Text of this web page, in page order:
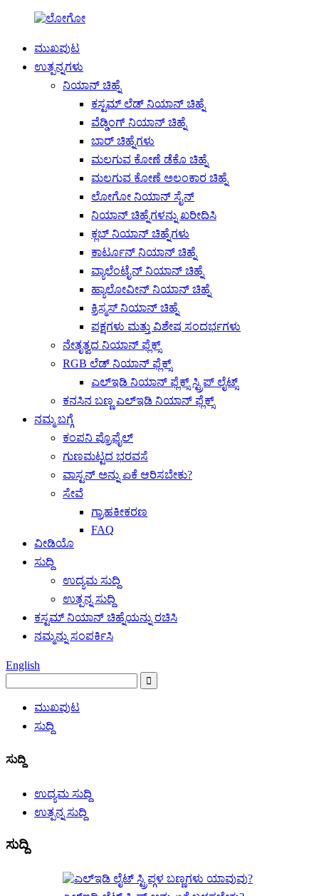
ಮುಖಪುಟ
ಉತ್ಪನ್ನಗಳು
ನಿಯಾನ್ ಚಿಹ್ನೆ
ಕಸ್ಟಮ್ ಲೆಡ್ ನಿಯಾನ್ ಚಿಹ್ನೆ
ವೆಡ್ಡಿಂಗ್ ನಿಯಾನ್ ಚಿಹ್ನೆ
ಬಾರ್ ಚಿಹ್ನೆಗಳು
ಮಲಗುವ ಕೋಣೆ ಡೆಕೊ ಚಿಹ್ನೆ
ಮಲಗುವ ಕೋಣೆ ಅಲಂಕಾರ ಚಿಹ್ನೆ
ಲೋಗೋ ನಿಯಾನ್ ಸೈನ್
ನಿಯಾನ್ ಚಿಹ್ನೆಗಳನ್ನು ಖರೀದಿಸಿ
ಕ್ಲಬ್ ನಿಯಾನ್ ಚಿಹ್ನೆಗಳು
ಕಾರ್ಟೂನ್ ನಿಯಾನ್ ಚಿಹ್ನೆ
ವ್ಯಾಲೆಂಟೈನ್ ನಿಯಾನ್ ಚಿಹ್ನೆ
ಹ್ಯಾಲೋವೀನ್ ನಿಯಾನ್ ಚಿಹ್ನೆ
ಕ್ರಿಸ್ಮಸ್ ನಿಯಾನ್ ಚಿಹ್ನೆ
ಪಕ್ಷಗಳು ಮತ್ತು ವಿಶೇಷ ಸಂದರ್ಭಗಳು
ನೇತೃತ್ವದ ನಿಯಾನ್ ಫ್ಲೆಕ್ಸ್
RGB ಲೆಡ್ ನಿಯಾನ್ ಫ್ಲೆಕ್ಸ್
ಎಲ್ಇಡಿ ನಿಯಾನ್ ಫ್ಲೆಕ್ಸ್ ಸ್ಟ್ರಿಪ್ ಲೈಟ್ಸ್
ಕನಸಿನ ಬಣ್ಣ ಎಲ್ಇಡಿ ನಿಯಾನ್ ಫ್ಲೆಕ್ಸ್
ನಮ್ಮ ಬಗ್ಗೆ
ಕಂಪನಿ ಪ್ರೊಫೈಲ್
ಗುಣಮಟ್ಟದ ಭರವಸೆ
ವಾಸ್ಟನ್ ಅನ್ನು ಏಕೆ ಆರಿಸಬೇಕು?
ಸೇವೆ
ಗ್ರಾಹಕೀಕರಣ
FAQ
ವೀಡಿಯೊ
ಸುದ್ದಿ
ಉದ್ಯಮ ಸುದ್ದಿ
ಉತ್ಪನ್ನ ಸುದ್ದಿ
ಕಸ್ಟಮ್ ನಿಯಾನ್ ಚಿಹ್ನೆಯನ್ನು ರಚಿಸಿ
ನಮ್ಮನ್ನು ಸಂಪರ್ಕಿಸಿ
English
ಮುಖಪುಟ
ಸುದ್ದಿ
ಸುದ್ದಿ
ಉದ್ಯಮ ಸುದ್ದಿ
ಉತ್ಪನ್ನ ಸುದ್ದಿ
ಸುದ್ದಿ